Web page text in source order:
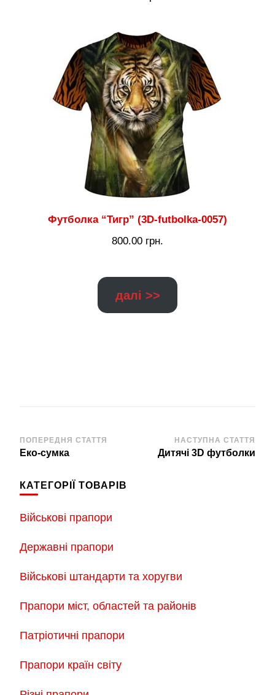
Футболка “Тигр” (3D-futbolka-0057)
800.00 грн.
далі >>
Навігація
по
запису
ПОПЕРЕДНЯ СТАТТЯ
Еко-сумка
НАСТУПНА СТАТТЯ
Дитячі 3D футболки
КАТЕГОРІЇ ТОВАРІВ
Військові прапори
Державні прапори
Військові штандарти та хоругви
Прапори міст, областей та районів
Патріотичні прапори
Прапори країн світу